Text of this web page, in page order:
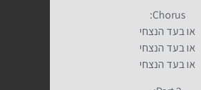
Chorus:
או בעד הנצחי
או בעד הנצחי
או בעד הנצחי